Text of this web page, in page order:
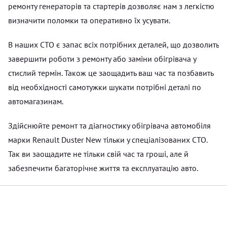
ремонту генераторів та стартерів дозволяє нам з легкістю
визначити поломки та оперативно їх усувати.
В наших СТО є запас всіх потрібних деталей, що дозволить
завершити роботи з ремонту або заміни обігрівача у
стислий термін. Також це заощадить ваш час та позбавить
від необхідності самотужки шукати потрібні деталі по
автомагазинам.
Здійснюйте ремонт та діагностику обігрівача автомобіля
марки Renault Duster New тільки у спеціалізованих СТО.
Так ви заощадите не тільки свій час та гроші, але й
забезпечити багаторічне життя та експлуатацію авто.